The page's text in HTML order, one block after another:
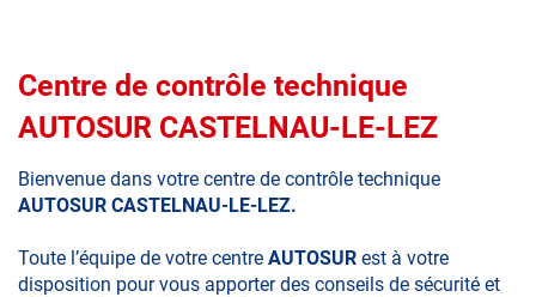
Centre de contrôle technique
AUTOSUR CASTELNAU-LE-LEZ
Bienvenue dans votre centre de contrôle technique
AUTOSUR CASTELNAU-LE-LEZ.
Toute l’équipe de votre centre AUTOSUR est à votre
disposition pour vous apporter des conseils de sécurité et